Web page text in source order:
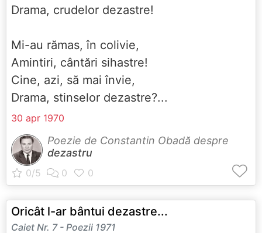
Drama, crudelor dezastre!
Mi-au rămas, în colivie,
Amintiri, cântări sihastre!
Cine, azi, să mai învie,
Drama, stinselor dezastre?...
30 apr 1970
Poezie de Constantin Obadă despre
dezastru
Oricât l-ar bântui dezastre...
Caiet Nr. 7 - Poezii 1971